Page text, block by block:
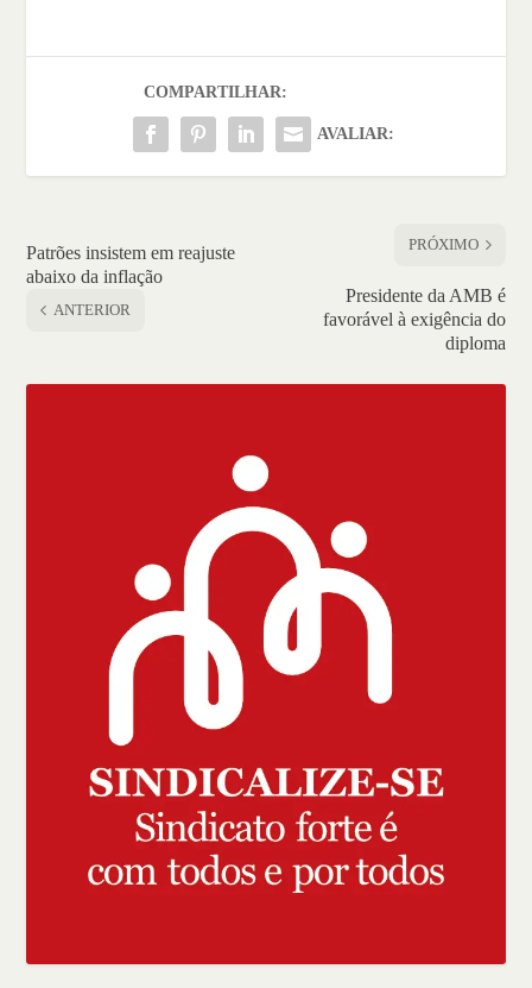
COMPARTILHAR:
AVALIAR:
Patrões insistem em reajuste
abaixo da inflação
ANTERIOR
PRÓXIMO
Presidente da AMB é
favorável à exigência do
diploma